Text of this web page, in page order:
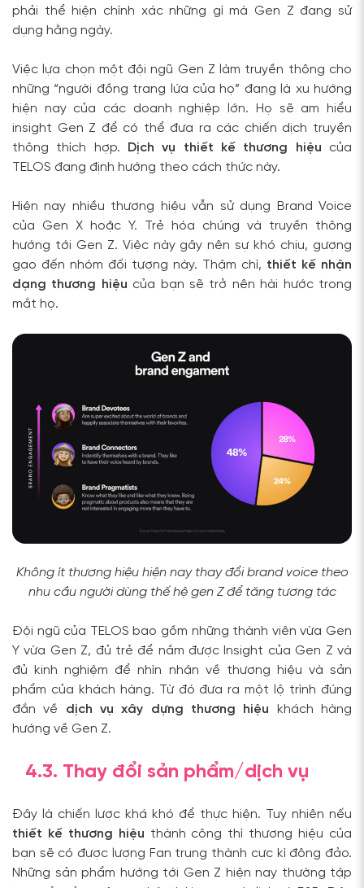
phải thể hiện chính xác những gì mà Gen Z đang sử
dụng hằng ngày.
Việc lựa chọn một đội ngũ Gen Z làm truyền thông cho
những “người đồng trang lứa của họ” đang là xu hướng
hiện nay của các doanh nghiệp lớn. Họ sẽ am hiểu
insight Gen Z để có thể đưa ra các chiến dịch truyền
thông thích hợp.
Dịch vụ thiết kế thương hiệu của
TELOS đang định hướng theo cách thức này.
Hiện nay nhiều thương hiệu vẫn sử dụng Brand Voice
của Gen X hoặc Y. Trẻ hóa chúng và truyền thông
hướng tới Gen Z. Việc này gây nên sự khó chịu, gượng
gạo đến nhóm đối tượng này. Thậm chí, thiết kế nhận
dạng thương hiệu của bạn sẽ trở nên hài hước trong
mắt họ.
Không ít thương hiệu hiện nay thay đổi brand voice theo
nhu cầu người dùng thế hệ gen Z để tăng tương tác
Đội ngũ của TELOS bao gồm những thành viên vừa Gen
Y vừa Gen Z, đủ trẻ để nắm được Insight của Gen Z và
đủ kinh nghiệm để nhìn nhận về thương hiệu và sản
phẩm của khách hàng. Từ đó đưa ra một lộ trình đúng
đắn về dịch vụ xây dựng thương hiệu khách hàng
hướng về Gen Z.
4.3. Thay đổi sản phẩm/dịch vụ
Đây là chiến lược khá khó để thực hiện. Tuy nhiên nếu
thiết kế thương hiệu thành công thì thương hiệu của
bạn sẽ có được lượng Fan trung thành cực kì đông đảo.
Những sản phẩm hướng tới Gen Z hiện nay thường tập